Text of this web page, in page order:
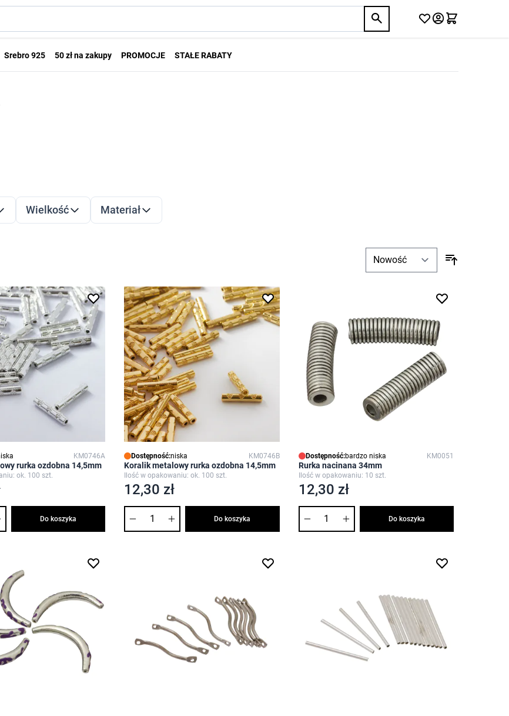
Srebro 925 50 zł na zakupy PROMOCJE STAŁE RABATY
listy produktów
Wielkość
filter
Materiał
filter
KM0746A
rurka ozdobna 14,5mm
ok. 100 szt.
Do koszyka
Dostępność:niska KM0746B
Koralik metalowy rurka ozdobna 14,5mm
Ilość w opakowaniu: ok. 100 szt.
12,30 zł
Do koszyka
Dostępność:bardzo niska KM0051
Rurka nacinana 34mm
Ilość w opakowaniu: 10 szt.
12,30 zł
Do koszyka